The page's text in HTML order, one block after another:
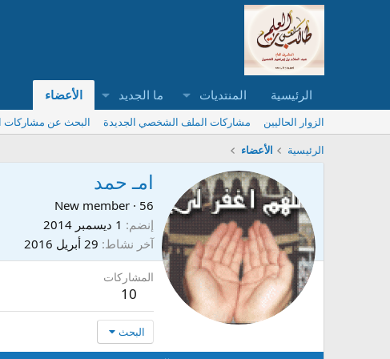
الرئيسية المنتديات ما الجديد الأعضاء
الزوار الحاليين مشاركات الملف الشخصي الجديدة
البحث عن
الرئيسية
الأعضاء
امـ حمد
New member · 56
إنضم
1 ديسمبر 2014
آخر نشاط 29 أبريل 2016
المشاركات
10
البحث